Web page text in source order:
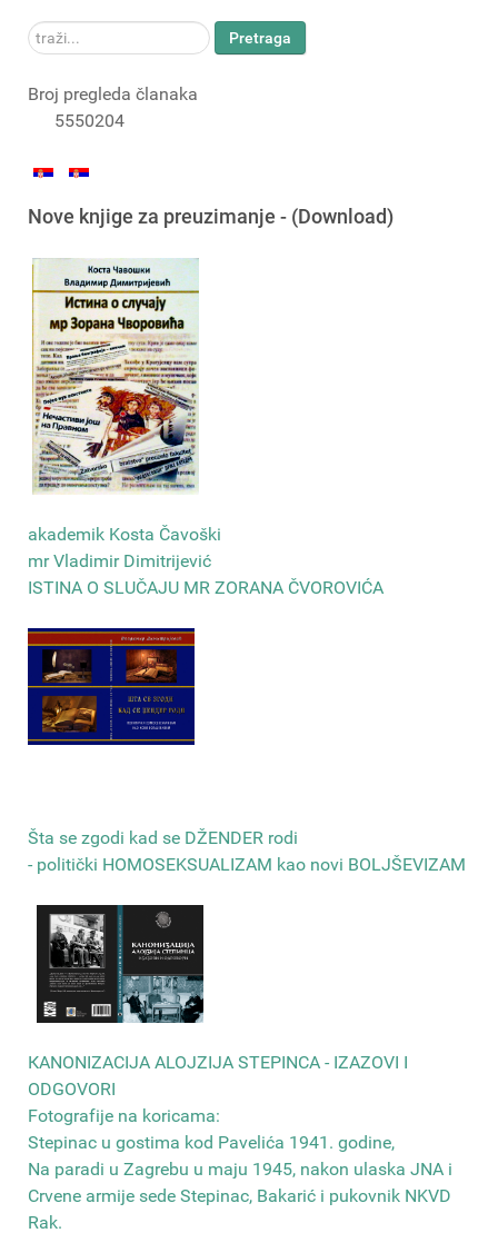
traži... Pretraga
Broj pregleda članaka
5550204
Nove knjige za preuzimanje - (Download)
akademik Kosta Čavoški
mr Vladimir Dimitrijević
ISTINA O SLUČAJU MR ZORANA ČVOROVIĆA
Šta se zgodi kad se DŽENDER rodi
- politički HOMOSEKSUALIZAM kao novi BOLJŠEVIZAM
КANONIZACIJA ALOJZIJA STEPINCA - IZAZOVI I
ODGOVORI
Fotografije na koricama:
Stepinac u gostima kod Pavelića 1941. godine,
Na paradi u Zagrebu u maju 1945, nakon ulaska JNA i
Crvene armije sede Stepinac, Bakarić i pukovnik NKVD
Rak.